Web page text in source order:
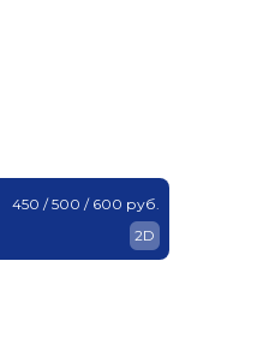
450 / 500 / 600 руб.
2D